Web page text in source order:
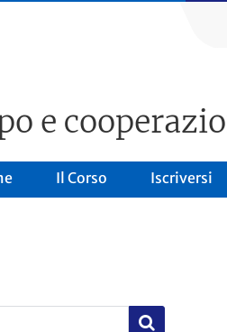
e
Il Corso Iscriversi